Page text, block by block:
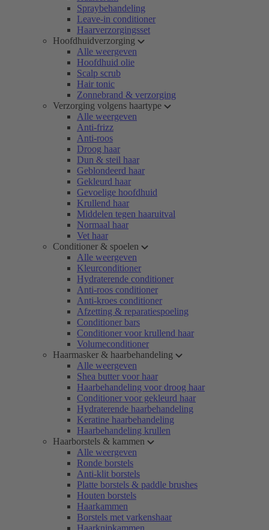
Spraybehandeling
Leave-in conditioner
Haarverzorgingsset
Hoofdhuidverzorging
Alle weergeven
Hoofdhuid olie
Scalp scrub
Hair tonic
Zonnebrand & verzorging
Verzorging volgens haartype
Alle weergeven
Anti-frizz
Anti-roos
Droog haar
Dun & steil haar
Geblondeerd haar
Gekleurd haar
Gevoelige hoofdhuid
Krullend haar
Middelen tegen haaruitval
Normaal haar
Vet haar
Conditioner & spoelen
Alle weergeven
Kleurconditioner
Hydraterende conditioner
Anti-roos conditioner
Anti-kroes conditioner
Afzetting & reparatiespoeling
Conditioner bars
Conditioner voor krullend haar
Volumeconditioner
Haarmasker & haarbehandeling
Alle weergeven
Shea butter voor haar
Haarbehandeling voor droog haar
Conditioner voor gekleurd haar
Hydraterende haarbehandeling
Keratine haarbehandeling
Haarbehandeling krullen
Haarborstels & kammen
Alle weergeven
Ronde borstels
Anti-klit borstels
Platte borstels & paddle brushes
Houten borstels
Haarkammen
Borstels met varkenshaar
Haarknipkammen